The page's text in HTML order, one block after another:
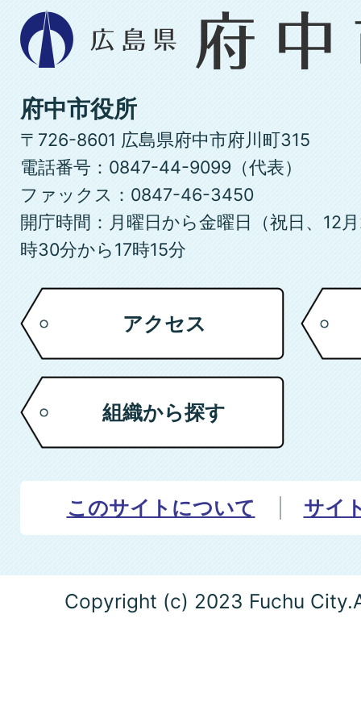
広
島
県
府
中
市
府中市役所
〒726-8601 広島県府中市府川町315
電話番号：0847-44-9099（代表）
ファックス：0847-46-3450
開庁時間：月曜日から金曜日（祝日、12
時30分から17時15分
アクセス
組織から探す
このサイトについて サイ
Copyright (c) 2023 Fuchu